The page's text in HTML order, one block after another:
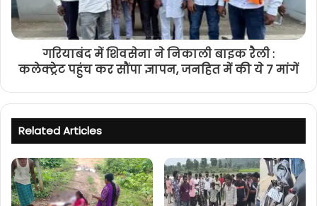
गरियाबंद में शिवसेना ने निकाली बाइक रैली :
कलेक्ट्रेट पहुंच कर सौंपा ज्ञापन, जनहित में की ये 7 मांगें
Related Articles